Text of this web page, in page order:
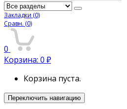
Закладки (0)
Сравн. (0)
0
Корзина: 0 ₽
Корзина пуста.
Переключить навигацию